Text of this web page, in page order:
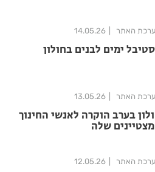
האתר 14.05.26
ימים לבנים בחולון
האתר 13.05.26
בערב הוקרה לאנשי החינוך
שלה
האתר 12.05.26